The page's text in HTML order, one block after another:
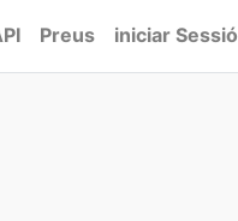
Preus iniciar Sessió